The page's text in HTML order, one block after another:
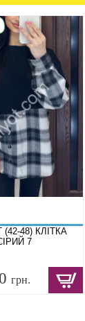
48) КЛІТКА
7
грн.